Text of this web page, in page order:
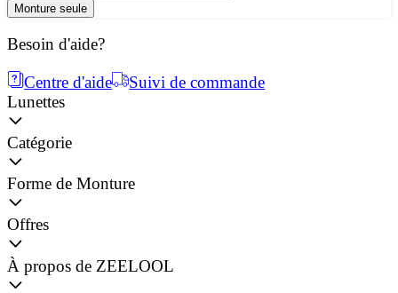
Monture seule
Besoin d'aide?
Centre d'aide
Suivi de commande
Lunettes
Catégorie
Forme de Monture
Offres
À propos de ZEELOOL